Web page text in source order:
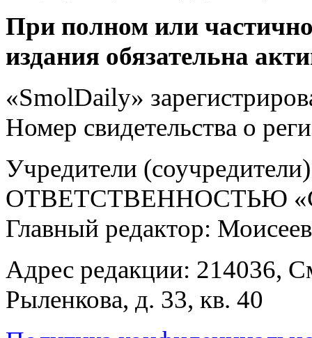
При полном или
издания обязательна
«SmolDaily»
Номер свидетельства о
Учредители
ОТВЕТСТВЕННОСТЬЮ
Главный редактор:
Адрес редакции: 214036,
Рыленкова, д. 33, кв. 40